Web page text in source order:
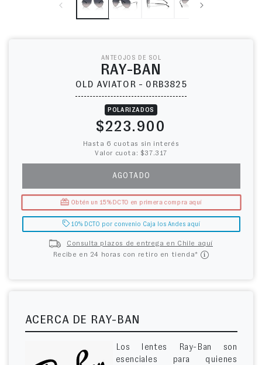
ANTEOJOS DE SOL
RAY-BAN
OLD AVIATOR - 0RB3825
POLARIZADOS
Precio habitual
$223.900
Hasta 6 cuotas sin interés
Valor cuota: $37.317
AGOTADO
Obtén un 15% DCTO en primera compra aquí
10% DCTO por convenio Caja los Andes aquí
Consulta plazos de entrega en Chile aquí
Recibe en 24 horas con retiro en tienda*
ACERCA DE RAY-BAN
Los lentes Ray-Ban son
esenciales para quienes